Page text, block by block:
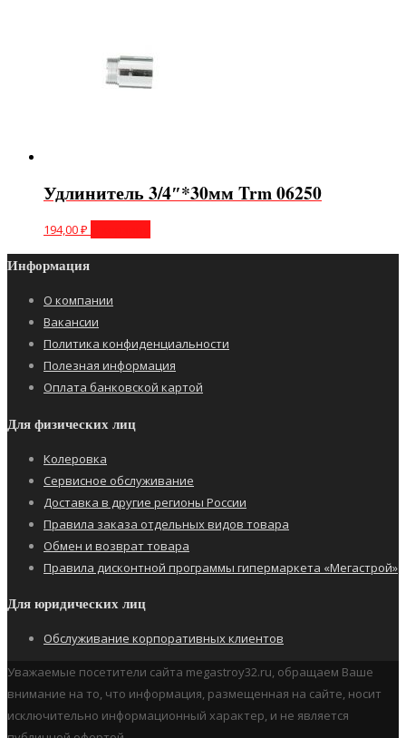
Удлинитель 3/4″*30мм Trm 06250
194,00₽
Информация
О компании
Вакансии
Политика конфиденциальности
Полезная информация
Оплата банковской картой
Для физических лиц
Колеровка
Сервисное обслуживание
Доставка в другие регионы России
Правила заказа отдельных видов товара
Обмен и возврат товара
Правила дисконтной программы гипермаркета «Мегастрой»
Для юридических лиц
Обслуживание корпоративных клиентов
Уважаемые посетители сайта megastroy32.ru, обращаем Ваше
внимание на то, что информация, размещенная на сайте, носит
исключительно информационный характер, и не является